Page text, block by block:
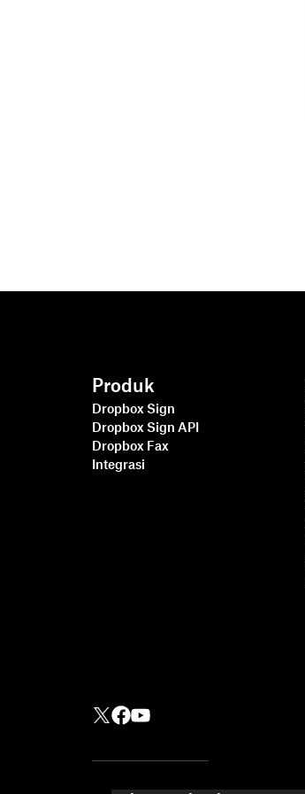
2025
Produk
Dropbox Sign
Dropbox Sign API
Dropbox Fax
Integrasi